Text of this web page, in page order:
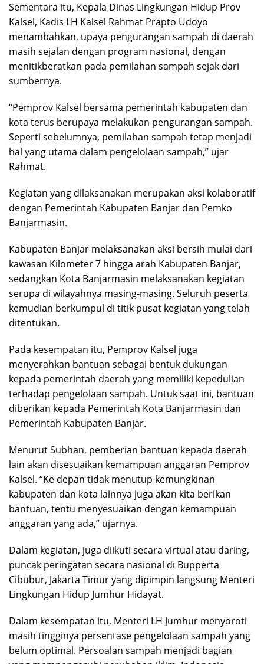
Sementara itu, Kepala Dinas Lingkungan Hidup Prov
Kalsel, Kadis LH Kalsel Rahmat Prapto Udoyo
menambahkan, upaya pengurangan sampah di daerah
masih sejalan dengan program nasional, dengan
menitikberatkan pada pemilahan sampah sejak dari
sumbernya.
“Pemprov Kalsel bersama pemerintah kabupaten dan
kota terus berupaya melakukan pengurangan sampah.
Seperti sebelumnya, pemilahan sampah tetap menjadi
hal yang utama dalam pengelolaan sampah,” ujar
Rahmat.
Kegiatan yang dilaksanakan merupakan aksi kolaboratif
dengan Pemerintah Kabupaten Banjar dan Pemko
Banjarmasin.
Kabupaten Banjar melaksanakan aksi bersih mulai dari
kawasan Kilometer 7 hingga arah Kabupaten Banjar,
sedangkan Kota Banjarmasin melaksanakan kegiatan
serupa di wilayahnya masing-masing. Seluruh peserta
kemudian berkumpul di titik pusat kegiatan yang telah
ditentukan.
Pada kesempatan itu, Pemprov Kalsel juga
menyerahkan bantuan sebagai bentuk dukungan
kepada pemerintah daerah yang memiliki kepedulian
terhadap pengelolaan sampah. Untuk saat ini, bantuan
diberikan kepada Pemerintah Kota Banjarmasin dan
Pemerintah Kabupaten Banjar.
Menurut Subhan, pemberian bantuan kepada daerah
lain akan disesuaikan kemampuan anggaran Pemprov
Kalsel. “Ke depan tidak menutup kemungkinan
kabupaten dan kota lainnya juga akan kita berikan
bantuan, tentu menyesuaikan dengan kemampuan
anggaran yang ada,” ujarnya.
Dalam kegiatan, juga diikuti secara virtual atau daring,
puncak peringatan secara nasional di Bupperta
Cibubur, Jakarta Timur yang dipimpin langsung Menteri
Lingkungan Hidup Jumhur Hidayat.
Dalam kesempatan itu, Menteri LH Jumhur menyoroti
masih tingginya persentase pengelolaan sampah yang
belum optimal. Persoalan sampah menjadi bagian